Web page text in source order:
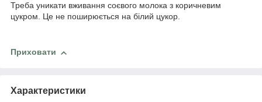
Треба уникати вживання соєвого молока з коричневим
цукром. Це не поширюється на білий цукор.
Приховати
Характеристики